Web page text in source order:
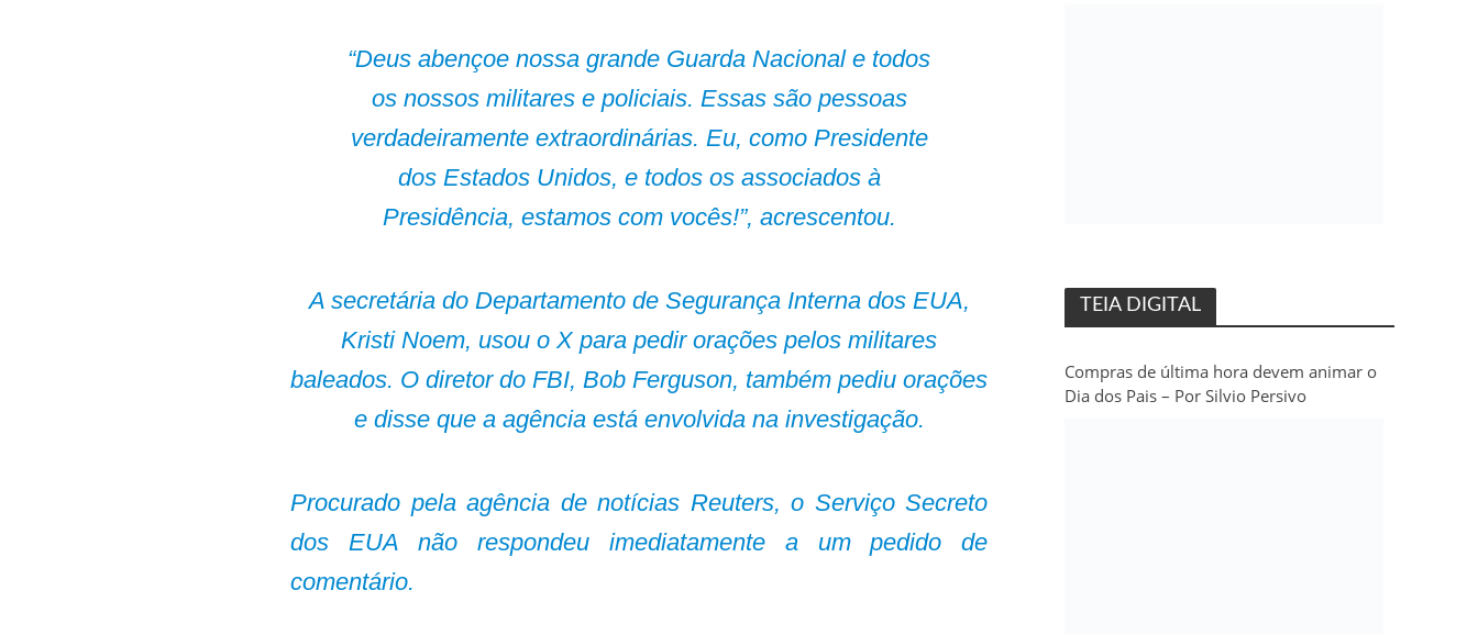
“Deus abençoe nossa grande Guarda Nacional e todos
os nossos militares e policiais. Essas são pessoas
verdadeiramente extraordinárias. Eu, como Presidente
dos Estados Unidos, e todos os associados à
Presidência, estamos com vocês!”, acrescentou.
A secretária do Departamento de Segurança Interna dos EUA,
Kristi Noem, usou o X para pedir orações pelos militares
baleados. O diretor do FBI, Bob Ferguson, também pediu orações
e disse que a agência está envolvida na investigação.
Procurado pela agência de notícias Reuters, o Serviço Secreto
dos EUA não respondeu imediatamente a um pedido de
comentário.
TEIA DIGITAL
Compras de última hora devem animar o
Dia dos Pais – Por Silvio Persivo